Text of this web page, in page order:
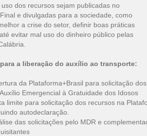
dos recursos sejam publicadas no
e divulgadas para a sociedade, como
a crise do setor, definir boas práticas
evitar mal uso do dinheiro público pelas
a liberação do auxílio ao transporte:
da Plataforma+Brasil para solicitação
Emergencial à Gratuidade dos Idosos
limite para solicitação dos recursos na
autodeclaração.
das solicitações pelo MDR e